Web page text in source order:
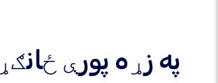
په زړه پورې